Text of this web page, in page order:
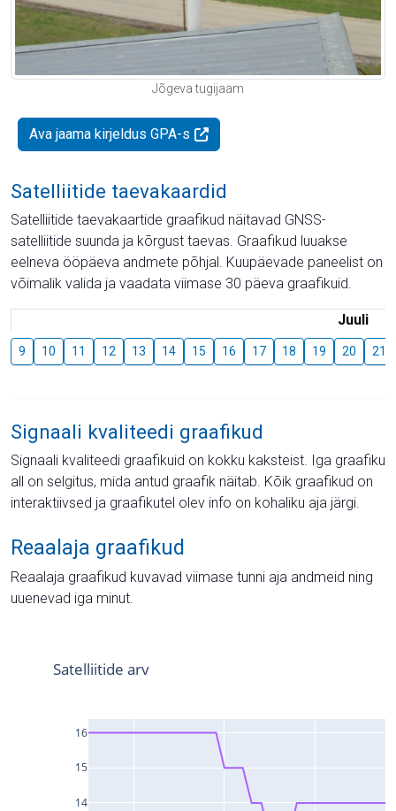
Jõgeva tugijaam
Ava jaama kirjeldus GPA-s
Satelliitide taevakaardid
Satelliitide taevakaartide graafikud näitavad GNSS-
satelliitide suunda ja kõrgust taevas. Graafikud luuakse
eelneva ööpäeva andmete põhjal. Kuupäevade paneelist on
võimalik valida ja vaadata viimase 30 päeva graafikuid.
Juuli
9 10 11 12 13 14 15 16 17 18 19 20 21
Signaali kvaliteedi graafikud
Signaali kvaliteedi graafikuid on kokku kaksteist. Iga graafiku
all on selgitus, mida antud graafik näitab. Kõik graafikud on
interaktiivsed ja graafikutel olev info on kohaliku aja järgi.
Reaalaja graafikud
Reaalaja graafikud kuvavad viimase tunni aja andmeid ning
uuenevad iga minut.